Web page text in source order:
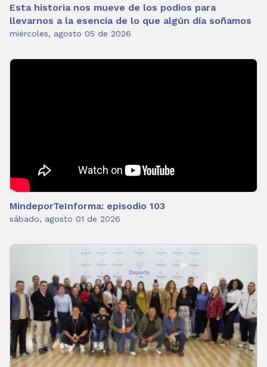
Esta historia nos mueve de los podios para
llevarnos a la esencia de lo que algún día soñamos
miércoles, agosto 05 de 2026
MindeporTeInforma: episodio 103
sábado, agosto 01 de 2026